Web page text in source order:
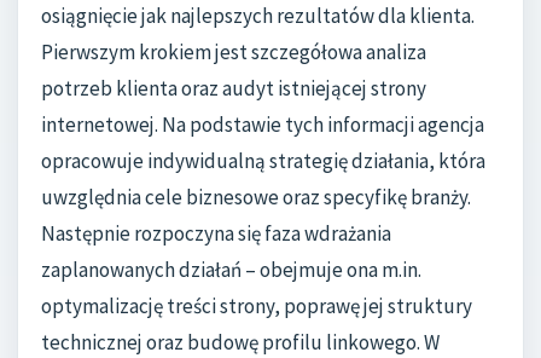
osiągnięcie jak najlepszych rezultatów dla klienta.
Pierwszym krokiem jest szczegółowa analiza
potrzeb klienta oraz audyt istniejącej strony
internetowej. Na podstawie tych informacji agencja
opracowuje indywidualną strategię działania, która
uwzględnia cele biznesowe oraz specyfikę branży.
Następnie rozpoczyna się faza wdrażania
zaplanowanych działań – obejmuje ona m.in.
optymalizację treści strony, poprawę jej struktury
technicznej oraz budowę profilu linkowego. W